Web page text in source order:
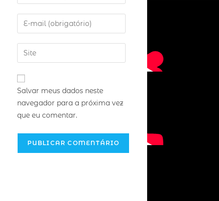
Salvar meus dados neste
navegador para a próxima vez
que eu comentar.